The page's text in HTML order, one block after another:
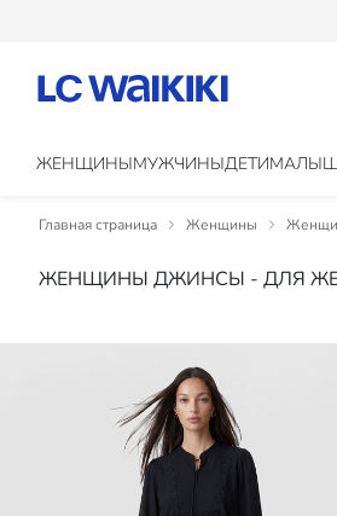
ЖЕНЩИНЫМУЖЧИНЫДЕТИ
Главная страница Женщины
ЖЕНЩИНЫ ДЖИНСЫ - ДЛЯ